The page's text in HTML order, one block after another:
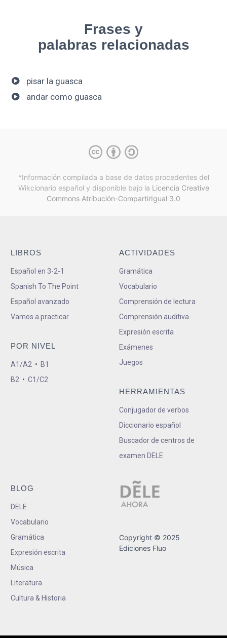
Frases y
palabras relacionadas
pisar la guasca
andar como guasca
*Información compilada a base de datos procedentes del
Wikcionario español y disponible bajo la Licencia Creative
Commons Atribución-CompartirIgual 3.0
LIBROS
Español en 3-2-1
Spanish To The Point
Español avanzado
Vamos a practicar
POR NIVEL
A1/A2 • B1
B2 • C1/C2
ACTIVIDADES
Gramática
Vocabulario
Comprensión de lectura
Comprensión auditiva
Expresión escrita
Exámenes
Juegos
HERRAMIENTAS
Conjugador de verbos
Diccionario español
Buscador de centros de
examen DELE
BLOG
DELE
Vocabulario
Gramática
Expresión escrita
Música
Literatura
Cultura & Historia
Copyright © 2025
Ediciones Fluo